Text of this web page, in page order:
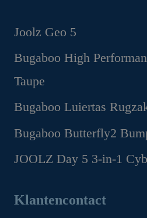
Joolz Geo 5
Oorspronkelijke
prijs
was:
€1,299.00.
Huidige
prijs
is:
€1,169.00.
Bugaboo High
Taupe
Oorspronkelijke
prijs
was:
Huidige
prijs
is:
Bugaboo Luiertas
Oorspronkelijke
prijs
was:
Huidige
prijs
is:
Bugaboo Butterfly2
Oorspronkelijke
€49.95.
Huidige
€44.95.
JOOLZ Day 5 3-in-1
prijs
prijs
Klantencontact